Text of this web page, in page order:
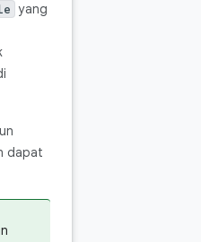
yang
dapat